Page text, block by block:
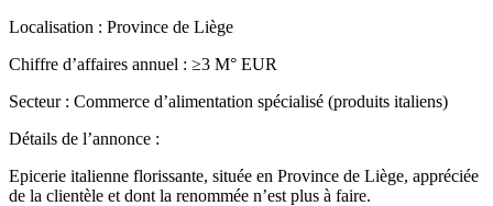
Localisation : Province de Liège
Chiffre d’affaires annuel : ≥3 M° EUR
Secteur : Commerce d’alimentation spécialisé (produits italiens)
Détails de l’annonce :
Epicerie italienne florissante, située en Province de Liège, appréciée
de la clientèle et dont la renommée n’est plus à faire.